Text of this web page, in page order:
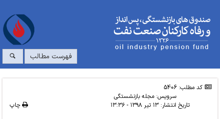
فهرست مطالب
کد مطلب: 5406
سرویس:مجله بازنشستگی
تاریخ انتشار:۱۳ تیر ۱۳۹۸ - ۱۳:۳۶ چاپ